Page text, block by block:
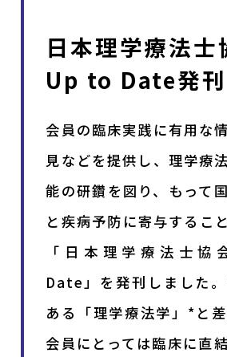
日本理学療法士
Up to Date発刊
会員の臨床実践に有用な
見などを提供し、理学療
能の研鑽を図り、もって
と疾病予防に寄与するこ
「日本理学療法士協
Date」を発刊しました
ある「理学療法学」*と
会員にとっては臨床に直